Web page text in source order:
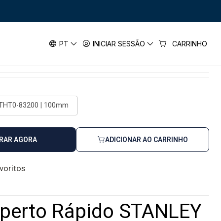
PT INICIAR SESSÃO CARRINHO
STANLEY
83200 | 100mm
ADICIONAR AO CARRINHO
AGORA
Rápido STANLEY